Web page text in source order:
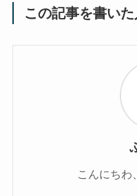
この記事を書いた
こんにち